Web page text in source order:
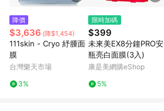
降價
$3,636 (降$1,454)
111skin - Cryo 紓腫面
膜
台灣樂天市場
3%
限時加碼
$399
未來美EX8分鐘PRO安
瓶亮白面膜(3入)
康是美網購eShop
5%